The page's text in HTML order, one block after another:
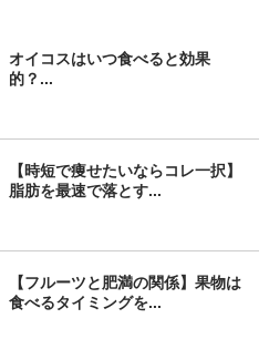
オイコスはいつ食べると効果
的？...
【時短で痩せたいならコレ一択】
脂肪を最速で落とす...
【フルーツと肥満の関係】果物は
食べるタイミングを...